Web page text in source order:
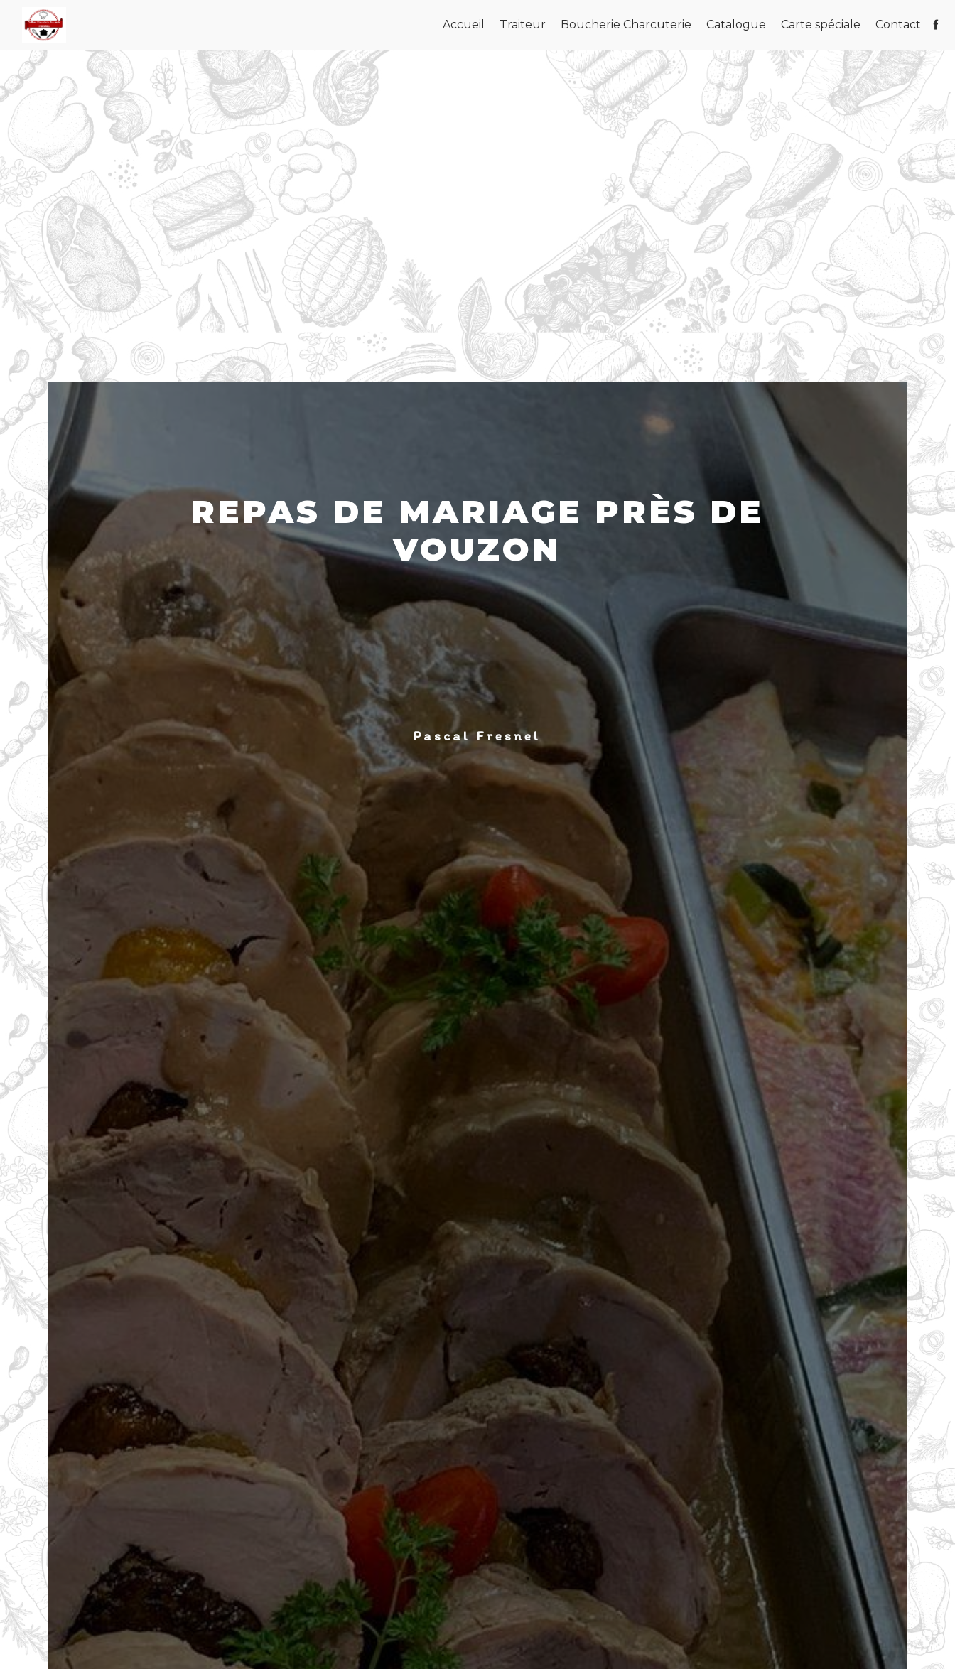
Accueil Traiteur Boucherie Charcuterie Catalogue Carte spéciale Contact
REPAS DE MARIAGE PRÈS DE
VOUZON
Pascal Fresnel
Panneau de gestion des cookies